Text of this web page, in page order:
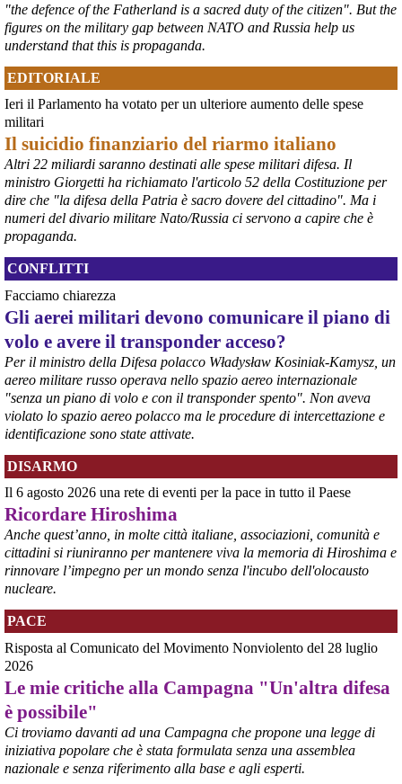
@peacelink - 6/8/2026 21:36
giornalerossoblu.it/ex-ilva-sc
Nel tavolo convocato al Ministero delle Imprese e del Made in Italy,
provvedimento straordinario per attenuare le conseguenze
economiche e sociali dello stop dell’area a caldo, invitando le
rappresentanze del territorio a presentare proposte operative.
#ILVA #Taranto
@peacelink - 6/8/2026 21:35
Ultimi cento milioni di euro per l’ex Ilva, poi non saranno più
possibili nuovi aiuti di Stato. Lo ha confermato il ministro Adolfo
Urso durante l’incontro al Mimit con le imprese dell’indotto: la
tranche conclusiva del prestito autorizzato dall’Unione europea
dovrà essere erogata entro il 9 agosto e restituita dal futuro
acquirente.
Fonte: Studio100
#ILVA
@peacelink - 6/8/2026 21:08
Il governatore di Puglia Decaro esce dal vertice al Mimit più
preoccupato di come era entrato, lamentando l’assenza di certezze
sulla procedura di gara e ribadendo la necessità di un ruolo diretto
dello Stato.
Anche il sindaco di Taranto, Bitetti, chiede un piano industriale
"the defence of the Fatherland is a sacred duty of the citizen". But the
figures on the military gap between NATO and Russia help us
understand that this is propaganda.
EDITORIALE
Ieri il Parlamento ha votato per un ulteriore aumento delle spese
militari
Il suicidio finanziario del riarmo italiano
Altri 22 miliardi saranno destinati alle spese militari difesa. Il
ministro Giorgetti ha richiamato l'articolo 52 della Costituzione per
dire che "la difesa della Patria è sacro dovere del cittadino". Ma i
numeri del divario militare Nato/Russia ci servono a capire che è
propaganda.
CONFLITTI
Facciamo chiarezza
Gli aerei militari devono comunicare il piano di
volo e avere il transponder acceso?
Per il ministro della Difesa polacco Władysław Kosiniak-Kamysz, un
aereo militare russo operava nello spazio aereo internazionale
"senza un piano di volo e con il transponder spento". Non aveva
violato lo spazio aereo polacco ma le procedure di intercettazione e
identificazione sono state attivate.
DISARMO
Il 6 agosto 2026 una rete di eventi per la pace in tutto il Paese
Ricordare Hiroshima
Anche quest’anno, in molte città italiane, associazioni, comunità e
cittadini si riuniranno per mantenere viva la memoria di Hiroshima e
rinnovare l’impegno per un mondo senza l'incubo dell'olocausto
nucleare.
PACE
Risposta al Comunicato del Movimento Nonviolento del 28 luglio
2026
Le mie critiche alla Campagna "Un'altra difesa
è possibile"
Ci troviamo davanti ad una Campagna che propone una legge di
iniziativa popolare che è stata formulata senza una assemblea
nazionale e senza riferimento alla base e agli esperti.